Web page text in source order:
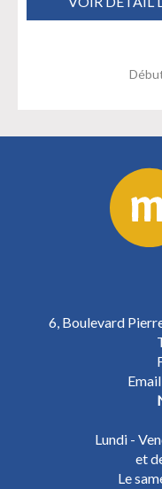
6, Boulevard
Lundi -
et
Le